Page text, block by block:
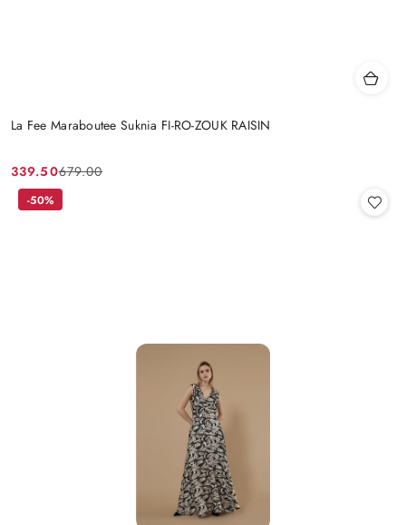
La Fee Maraboutee Suknia FI-RO-ZOUK RAISIN
Cena
promocyjna:
339.50
Cena
przed
679.00
-50%